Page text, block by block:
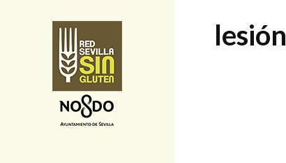
lesión